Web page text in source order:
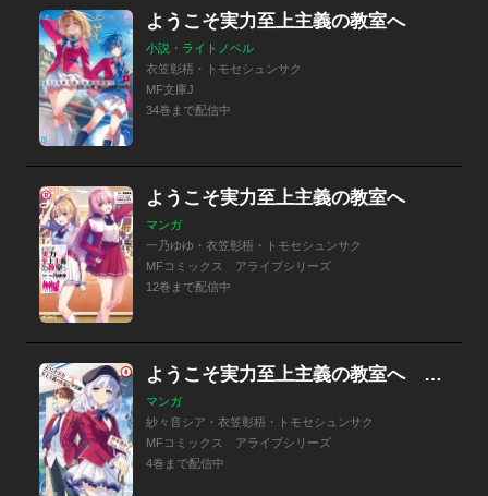
ようこそ実力至上主義の教室へ
小説・ライトノベル
衣笠彰梧・トモセシュンサク
MF文庫J
34巻まで配信中
ようこそ実力至上主義の教室へ
マンガ
一乃ゆゆ・衣笠彰梧・トモセシュンサク
MFコミックス アライブシリーズ
12巻まで配信中
ようこそ実力至上主義の教室へ ２年生編
マンガ
紗々音シア・衣笠彰梧・トモセシュンサク
MFコミックス アライブシリーズ
4巻まで配信中